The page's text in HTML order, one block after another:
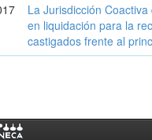
La Jurisdicción
en liquidación para la
castigados frente al